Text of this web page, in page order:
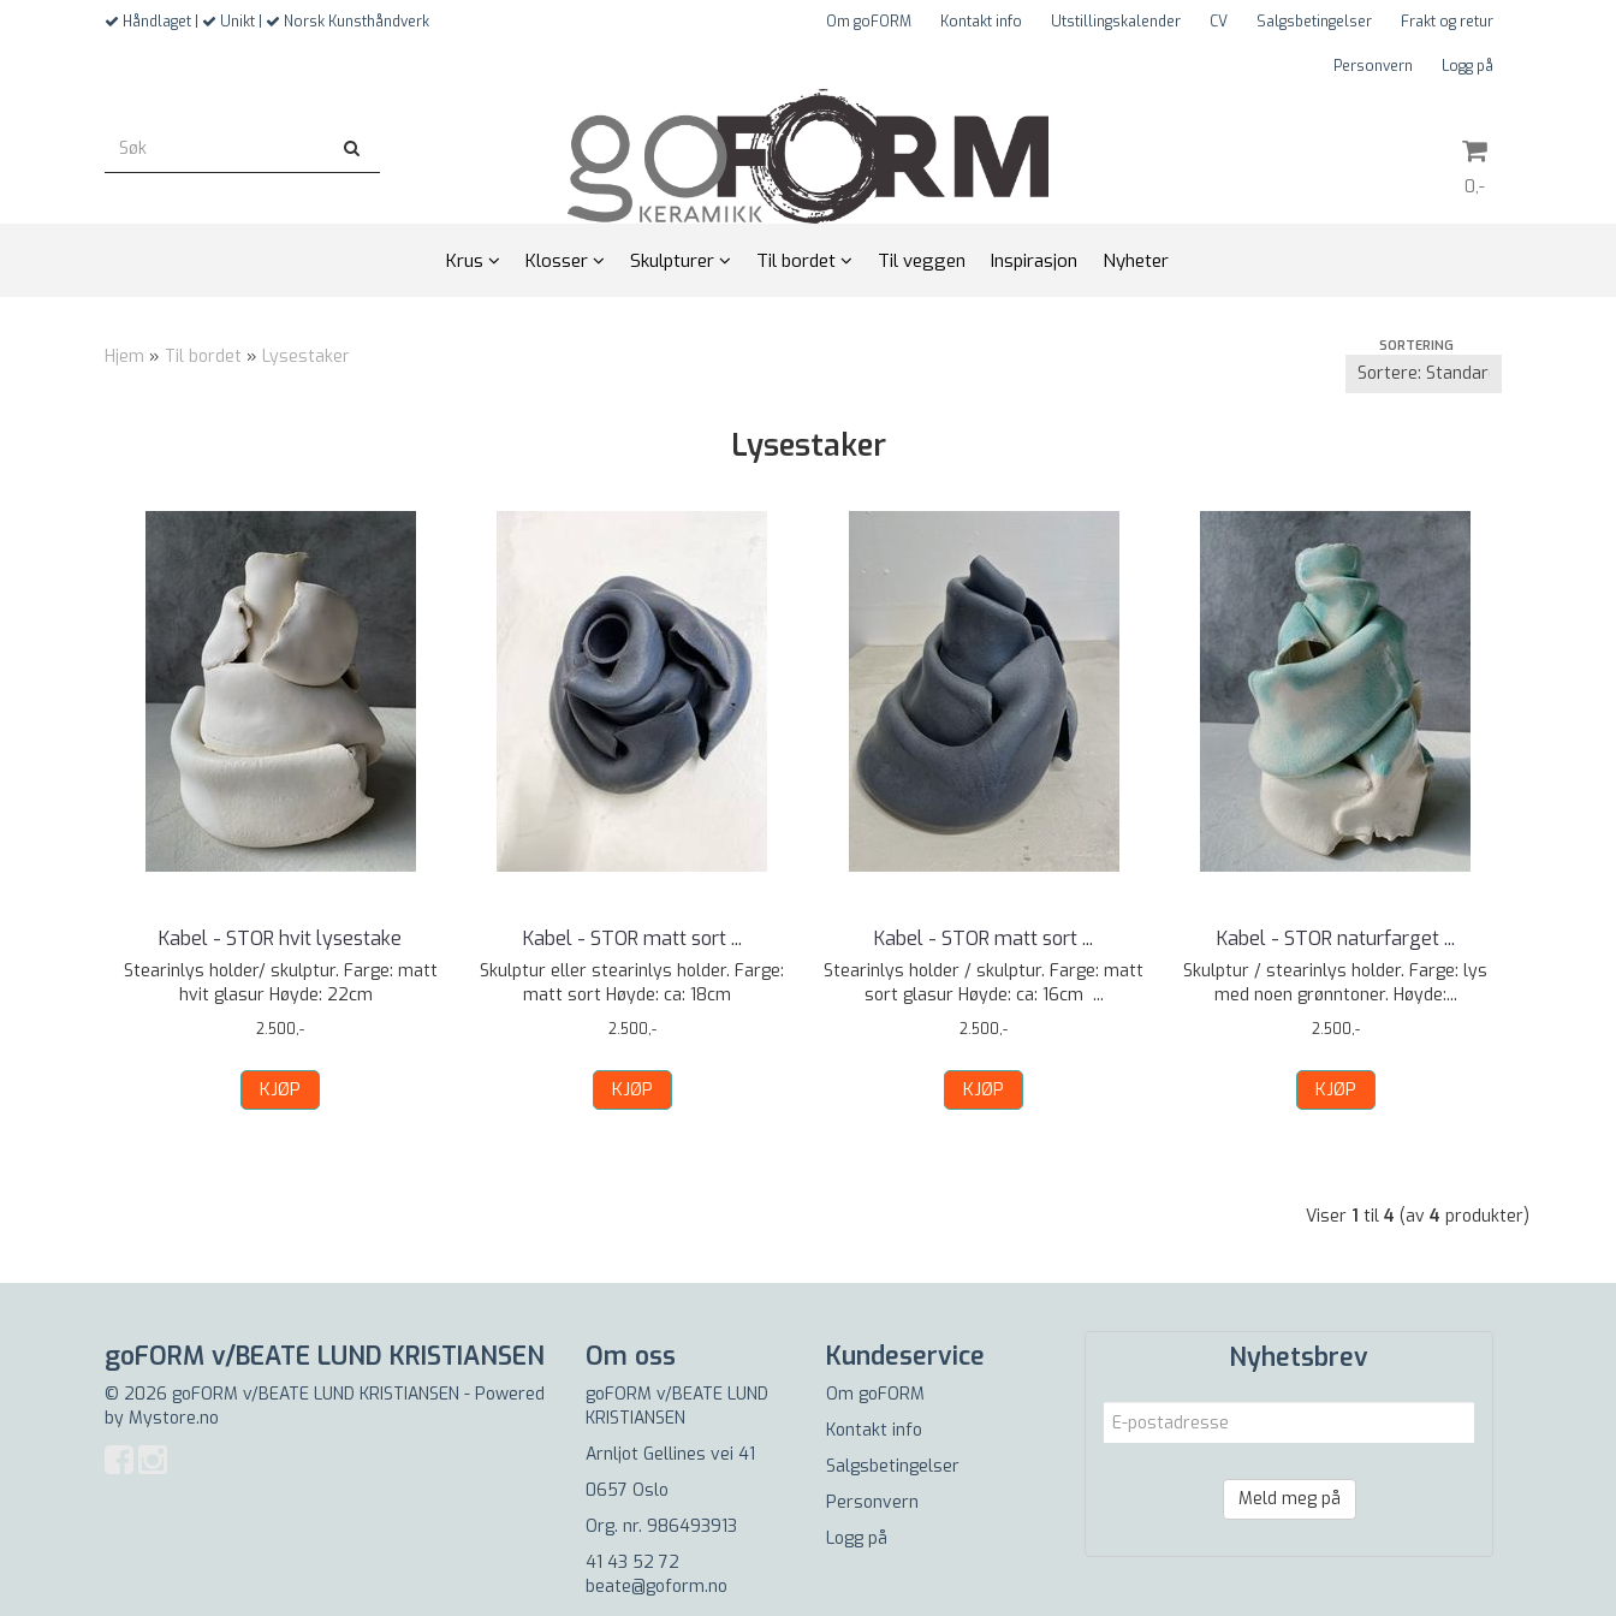
Håndlaget | Unikt | Norsk Kunsthåndverk Om goFORM Kontakt info Utstillingskalender CV Salgsbetingelser Frakt og retur
Personvern Logg på
0,-
Krus Klosser Skulpturer Til bordet Til veggen Inspirasjon Nyheter
Hjem » Til bordet » Lysestaker SORTERING
Lysestaker
Kabel - STOR hvit lysestake
Stearinlys holder/ skulptur. Farge: matt
hvit glasur Høyde: 22cm
2.500,-
KJØP
Kabel - STOR matt sort ...
Skulptur eller stearinlys holder. Farge:
matt sort Høyde: ca: 18cm
2.500,-
KJØP
Kabel - STOR matt sort ...
Stearinlys holder / skulptur. Farge: matt
sort glasur Høyde: ca: 16cm ...
2.500,-
KJØP
Kabel - STOR naturfarget ...
Skulptur / stearinlys holder. Farge: lys
med noen grønntoner. Høyde:...
2.500,-
KJØP
Viser 1 til 4 (av 4 produkter)
goFORM v/BEATE LUND KRISTIANSEN
© 2026 goFORM v/BEATE LUND KRISTIANSEN - Powered
by Mystore.no
Om oss
goFORM v/BEATE LUND
KRISTIANSEN
Arnljot Gellines vei 41
0657 Oslo
Org. nr. 986493913
41 43 52 72
beate@goform.no
Kundeservice
Om goFORM
Kontakt info
Salgsbetingelser
Personvern
Logg på
Nyhetsbrev
Meld meg på